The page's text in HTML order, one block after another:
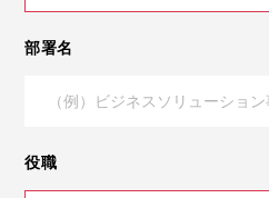
部署名
役職